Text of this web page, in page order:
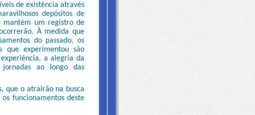
de existência através
depósitos de
mantém um registro de
À medida que
do passado, os
que experimentou são
a alegria da
ao longo das
que o atrairão na busca
funcionamentos deste